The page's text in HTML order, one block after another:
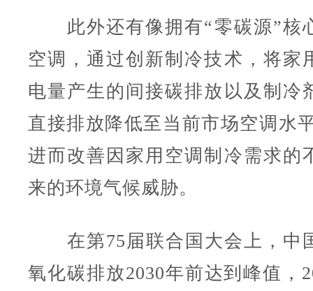
此外还有像拥有“零碳源”核
空调，通过创新制冷技术，将家
电量产生的间接碳排放以及制冷
直接排放降低至当前市场空调水
进而改善因家用空调制冷需求的
来的环境气候威胁。
在第75届联合国大会上，中
氧化碳排放2030年前达到峰值，